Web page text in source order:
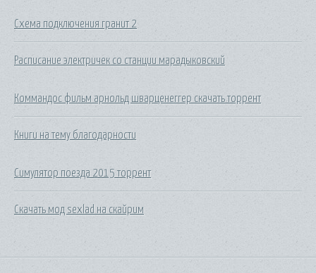
Схема подключения гранит 2
Расписание электричек со станции марадыковский
Коммандос фильм арнольд шварценеггер скачать торрент
Книги на тему благодарности
Симулятор поезда 2015 торрент
Скачать мод sexlad на скайрим